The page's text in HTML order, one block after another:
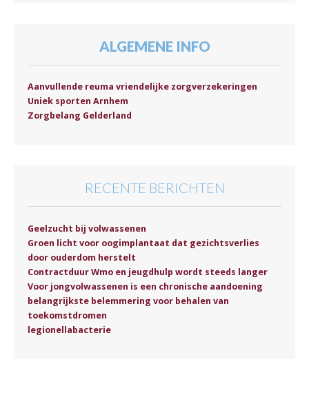
ALGEMENE INFO
Aanvullende reuma vriendelijke zorgverzekeringen
Uniek sporten Arnhem
Zorgbelang Gelderland
RECENTE BERICHTEN
Geelzucht bij volwassenen
Groen licht voor oogimplantaat dat gezichtsverlies
door ouderdom herstelt
Contractduur Wmo en jeugdhulp wordt steeds langer
Voor jongvolwassenen is een chronische aandoening
belangrijkste belemmering voor behalen van
toekomstdromen
legionellabacterie